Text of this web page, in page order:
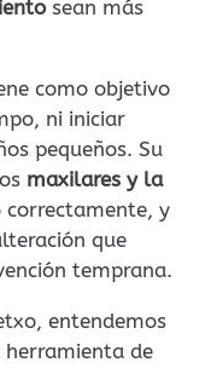
sean más
como objetivo
ni iniciar
pequeños. Su
maxilares y la
y
que
temprana.
entendemos
de